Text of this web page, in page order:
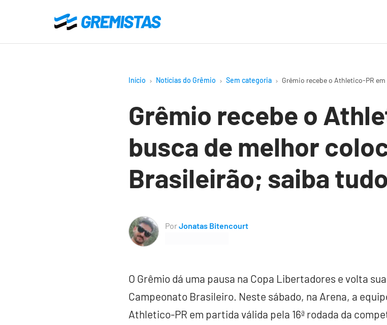
o
Gremistas
Início Notícias do Grêmio Sem categoria Grêmio recebe o Athletico-PR
Grêmio recebe o
busca de melhor
Brasileirão; saiba tudo
PorJonatas Bitencourt
O Grêmio dá uma pausa na Copa Libertadores e volta
Campeonato Brasileiro. Neste sábado, na Arena, a
Athletico-PR em partida válida pela 16ª rodada da